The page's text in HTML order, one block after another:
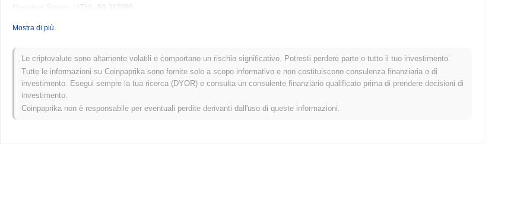
Massimo Storico (ATH):
$0.317080
Come si sta comportando Raphael rispetto al mercato crypto più ampio?
Negli ultimi 7 giorni, Raphael ha guadagnato0.00%, superando il mercato crypto complessivo che ha registrato un calo del0.26% .
Ciò indica una forte performance nell'azione del prezzo di RHL rispetto allo slancio del mercato più ampio.
Mostra di più
Le criptovalute sono altamente volatili e comportano un rischio significativo. Potresti perdere parte o tutto il tuo investimento.
Tutte le informazioni su Coinpaprika sono fornite solo a scopo informativo e non costituiscono consulenza finanziaria o di
investimento. Esegui sempre la tua ricerca (DYOR) e consulta un consulente finanziario qualificato prima di prendere decisioni di
investimento.
Coinpaprika non è responsabile per eventuali perdite derivanti dall'uso di queste informazioni.